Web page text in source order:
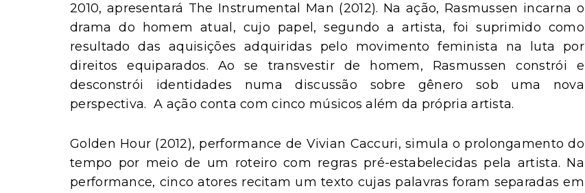
2010, apresentará The Instrumental Man (2012). Na ação, Rasmussen incarna o
drama do homem atual, cujo papel, segundo a artista, foi suprimido como
resultado das aquisições adquiridas pelo movimento feminista na luta por
direitos equiparados. Ao se transvestir de homem, Rasmussen constrói e
desconstrói identidades numa discussão sobre gênero sob uma nova
perspectiva. A ação conta com cinco músicos além da própria artista.
Golden Hour (2012), performance de Vivian Caccuri, simula o prolongamento do
tempo por meio de um roteiro com regras pré-estabelecidas pela artista. Na
performance, cinco atores recitam um texto cujas palavras foram separadas em